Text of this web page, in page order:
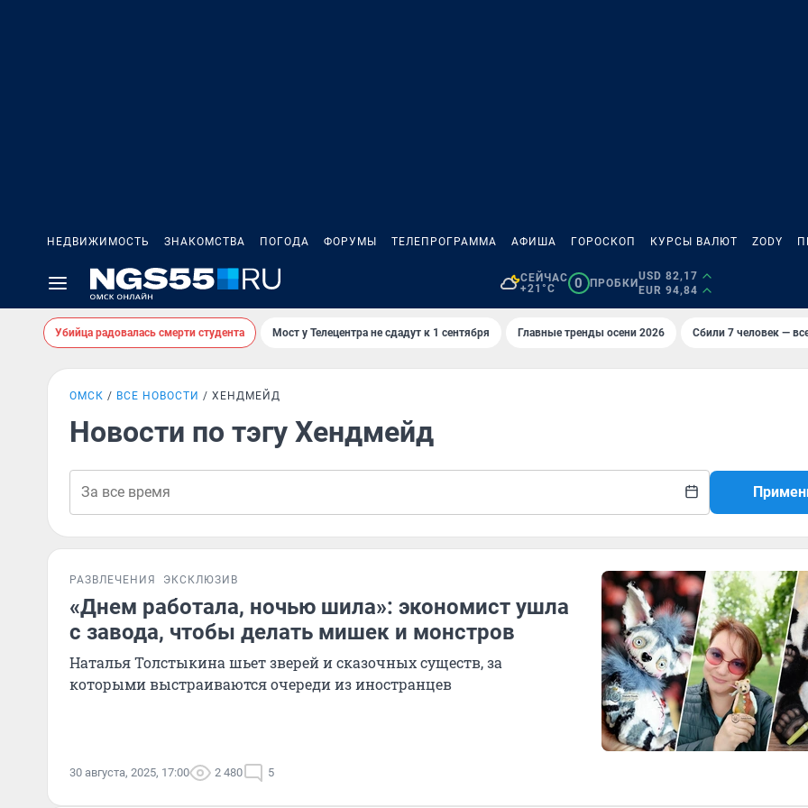
НЕДВИЖИМОСТЬ ЗНАКОМСТВА ПОГОДА ФОРУМЫ ТЕЛЕПРОГРАММА АФИША ГОРОСКОП КУРСЫ ВАЛЮТ ZODY
СЕЙЧАС
+21°C
0 ПРОБКИ
USD 82,17
EUR 94,84
Убийца радовалась смерти студента Мост у Телецентра не сдадут к 1 сентября Главные тренды осени 2026 Сбили 7 человек —
ОМСК ВСЕ НОВОСТИ ХЕНДМЕЙД
Новости по тэгу Хендмейд
РАЗВЛЕЧЕНИЯ ЭКСКЛЮЗИВ
«Днем работала, ночью шила»: экономист ушла
с завода, чтобы делать мишек и монстров
Наталья Толстыкина шьет зверей и сказочных существ, за
которыми выстраиваются очереди из иностранцев
30 августа, 2025, 17:00 2 480 5